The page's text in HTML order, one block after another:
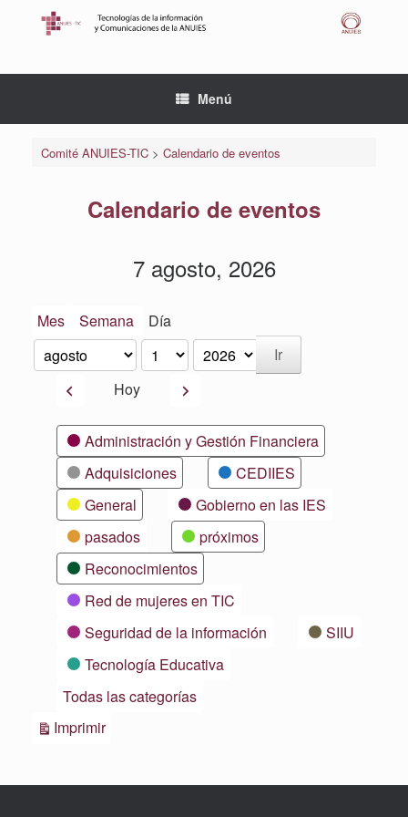
Menú
Comité ANUIES-TIC> Calendario de eventos
Calendario de eventos
7 agosto, 2026
Mes Semana Día
Mes
Día
Año
AnteriorHoy Siguiente
CategoríasAdministración y Gestión Financiera
Adquisiciones
CEDIIES
General
Gobierno en las IES
pasados
próximos
Reconocimientos
Red de mujeres en TIC
Seguridad de la información
SIIU
Tecnología Educativa
Todas las categorías
ImprimirVistas